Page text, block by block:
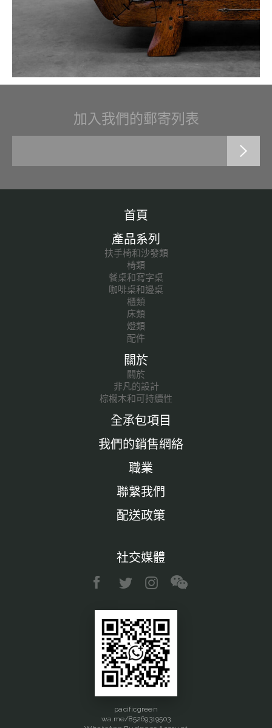
加入我們的郵寄列表
首頁
產品系列
扶手椅和沙發類
椅類
餐桌和寫字桌
咖啡桌和邊桌
櫃類
床類
燈類
配件
關於
關於
非凡的設計
棕櫚木和可持續性
全承包項目
我們的銷售網絡
職業
聯繫我們
配送政策
社交媒體
pacificgreen
wa.me/85269319503